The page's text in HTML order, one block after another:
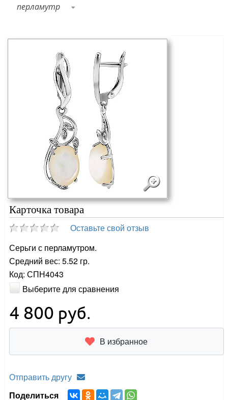
перламутр
Карточка товара
Оставьте свой отзыв
Серьги с перламутром.
Средний вес: 5.52 гр.
Код: СПН4043
Выберите для сравнения
4 800 руб.
В избранное
Отправить другу
Поделиться